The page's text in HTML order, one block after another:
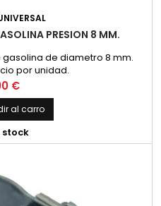
PRESION 8 MM.
de diametro 8 mm.
por unidad.
€
al carro
stock